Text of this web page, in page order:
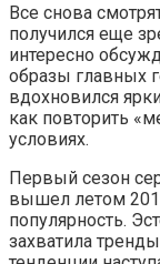
Все снова
получился еще
интересно
образы главных
вдохновился
как повторить
условиях.
Первый сезон
вышел летом
популярность.
захватила